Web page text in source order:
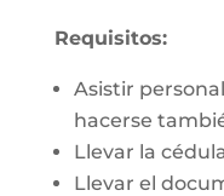
Requisitos:
Asistir
hacerse
Llevar la
Llevar el